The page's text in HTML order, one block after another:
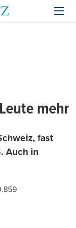
mehr
fast
Auch in